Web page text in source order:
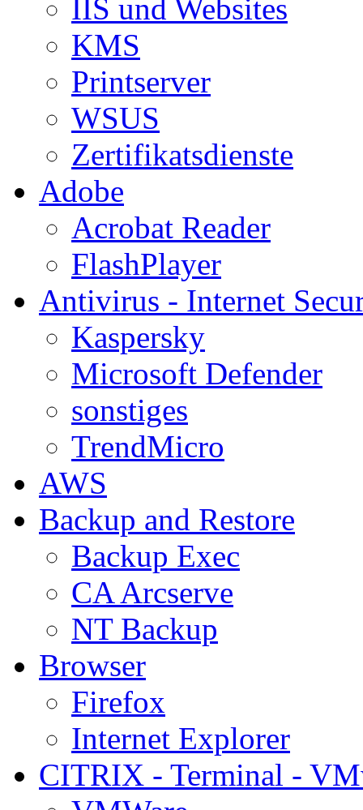
IIS und Websites
KMS
Printserver
WSUS
Zertifikatsdienste
Adobe
Acrobat Reader
FlashPlayer
Antivirus - Internet
Kaspersky
Microsoft Defender
sonstiges
TrendMicro
AWS
Backup and Restore
Backup Exec
CA Arcserve
NT Backup
Browser
Firefox
Internet Explorer
CITRIX - Terminal -